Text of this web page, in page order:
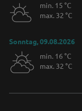
min. 15 °C
max. 32 °C
Sonntag, 09.08.2026
min. 16 °C
max. 32 °C